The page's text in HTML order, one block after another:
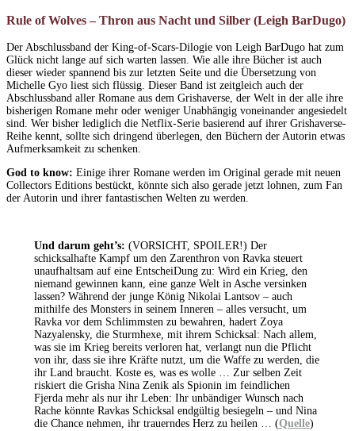
Rule of Wolves – Thron aus Nacht und Silber (Leigh BarDugo)
Der Abschlussband der King-of-Scars-Dilogie von Leigh BarDugo hat zum
Glück nicht lange auf sich warten lassen. Wie alle ihre Bücher ist auch
dieser wieder spannend bis zur letzten Seite und die Übersetzung von
Michelle Gyo liest sich flüssig. Dieser Band ist zeitgleich auch der
Abschlussband aller Romane aus dem Grishaverse, der Welt in der alle ihre
bisherigen Romane mehr oder weniger Unabhängig voneinander angesiedelt
sind. Wer bisher lediglich die Netflix-Serie basierend auf ihrer Grishaverse-
Reihe kennt, sollte sich dringend überlegen, den Büchern der Autorin etwas
Aufmerksamkeit zu schenken.
God to know: Einige ihrer Romane werden im Original gerade mit neuen
Collectors Editions bestückt, könnte sich also gerade jetzt lohnen, zum Fan
der Autorin und ihrer fantastischen Welten zu werden.
Und darum geht’s: (VORSICHT, SPOILER!) Der
schicksalhafte Kampf um den Zarenthron von Ravka steuert
unaufhaltsam auf eine EntscheiDung zu: Wird ein Krieg, den
niemand gewinnen kann, eine ganze Welt in Asche versinken
lassen? Während der junge König Nikolai Lantsov – auch
mithilfe des Monsters in seinem Inneren – alles versucht, um
Ravka vor dem Schlimmsten zu bewahren, hadert Zoya
Nazyalensky, die Sturmhexe, mit ihrem Schicksal: Nach allem,
was sie im Krieg bereits verloren hat, verlangt nun die Pflicht
von ihr, dass sie ihre Kräfte nutzt, um die Waffe zu werden, die
ihr Land braucht. Koste es, was es wolle … Zur selben Zeit
riskiert die Grisha Nina Zenik als Spionin im feindlichen
Fjerda mehr als nur ihr Leben: Ihr unbändiger Wunsch nach
Rache könnte Ravkas Schicksal endgültig besiegeln – und Nina
die Chance nehmen, ihr trauerndes Herz zu heilen … (Quelle)